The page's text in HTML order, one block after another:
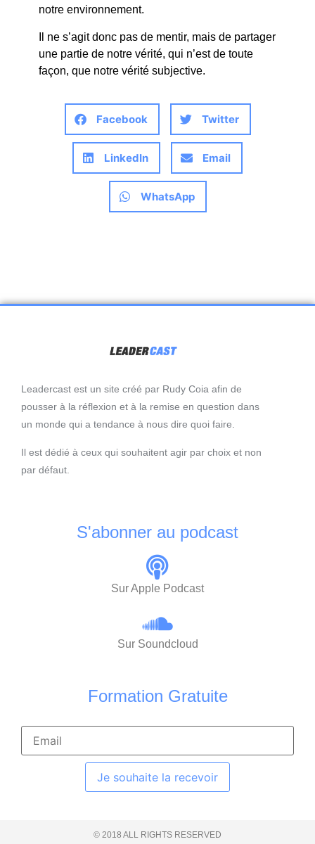
notre environnement.
Il ne s’agit donc pas de mentir, mais de partager
une partie de notre vérité, qui n’est de toute
façon, que notre vérité subjective.
Facebook Twitter
LinkedIn Email
WhatsApp
Leadercast est un site créé par Rudy Coia afin de
pousser à la réflexion et à la remise en question dans
un monde qui a tendance à nous dire quoi faire.
Il est dédié à ceux qui souhaitent agir par choix et non
par défaut.
S'abonner au podcast
Sur Apple Podcast
Sur Soundcloud
Formation Gratuite
Je souhaite la recevoir
© 2018 ALL RIGHTS RESERVED​